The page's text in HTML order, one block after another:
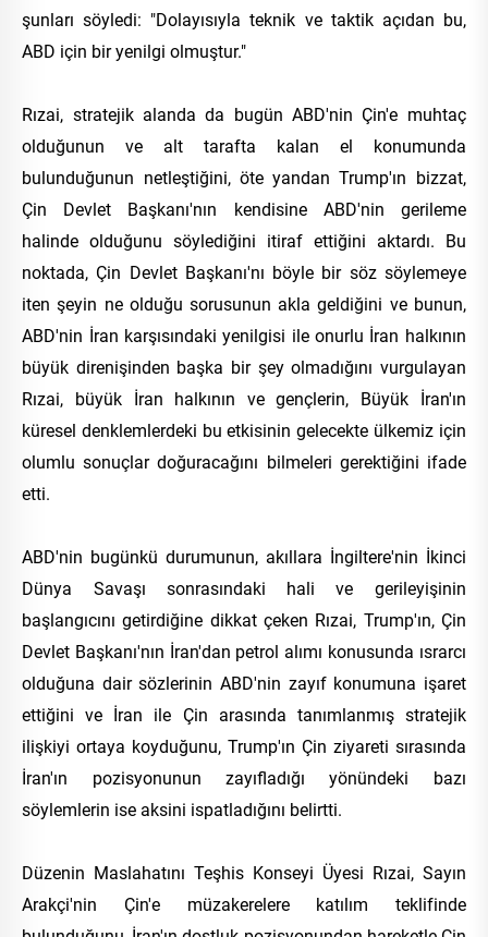
şunları söyledi: "Dolayısıyla teknik ve taktik açıdan bu,
ABD için bir yenilgi olmuştur."
Rızai, stratejik alanda da bugün ABD'nin Çin'e muhtaç
olduğunun ve alt tarafta kalan el konumunda
bulunduğunun netleştiğini, öte yandan Trump'ın bizzat,
Çin Devlet Başkanı'nın kendisine ABD'nin gerileme
halinde olduğunu söylediğini itiraf ettiğini aktardı. Bu
noktada, Çin Devlet Başkanı'nı böyle bir söz söylemeye
iten şeyin ne olduğu sorusunun akla geldiğini ve bunun,
ABD'nin İran karşısındaki yenilgisi ile onurlu İran halkının
büyük direnişinden başka bir şey olmadığını vurgulayan
Rızai, büyük İran halkının ve gençlerin, Büyük İran'ın
küresel denklemlerdeki bu etkisinin gelecekte ülkemiz için
olumlu sonuçlar doğuracağını bilmeleri gerektiğini ifade
etti.
ABD'nin bugünkü durumunun, akıllara İngiltere'nin İkinci
Dünya Savaşı sonrasındaki hali ve gerileyişinin
başlangıcını getirdiğine dikkat çeken Rızai, Trump'ın, Çin
Devlet Başkanı'nın İran'dan petrol alımı konusunda ısrarcı
olduğuna dair sözlerinin ABD'nin zayıf konumuna işaret
ettiğini ve İran ile Çin arasında tanımlanmış stratejik
ilişkiyi ortaya koyduğunu, Trump'ın Çin ziyareti sırasında
İran'ın pozisyonunun zayıfladığı yönündeki bazı
söylemlerin ise aksini ispatladığını belirtti.
Düzenin Maslahatını Teşhis Konseyi Üyesi Rızai, Sayın
Arakçi'nin Çin'e müzakerelere katılım teklifinde